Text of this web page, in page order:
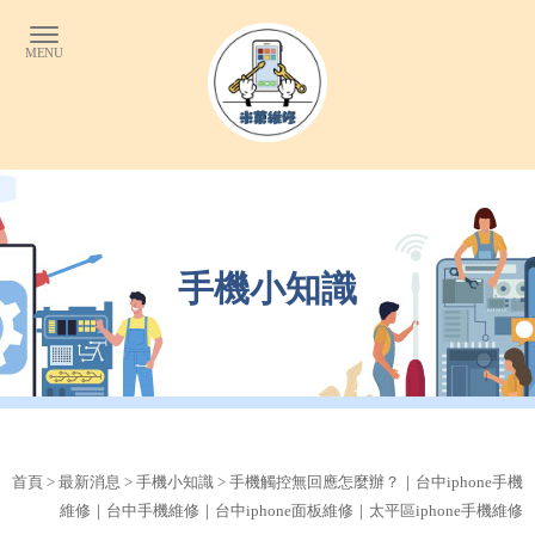
手機小知識
首頁 > 最新消息 > 手機小知識 > 手機觸控無回應怎麼辦？｜台中iphone手機
維修｜台中手機維修｜台中iphone面板維修｜太平區iphone手機維修